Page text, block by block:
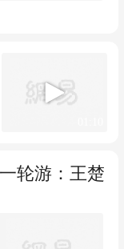
轮游：王楚